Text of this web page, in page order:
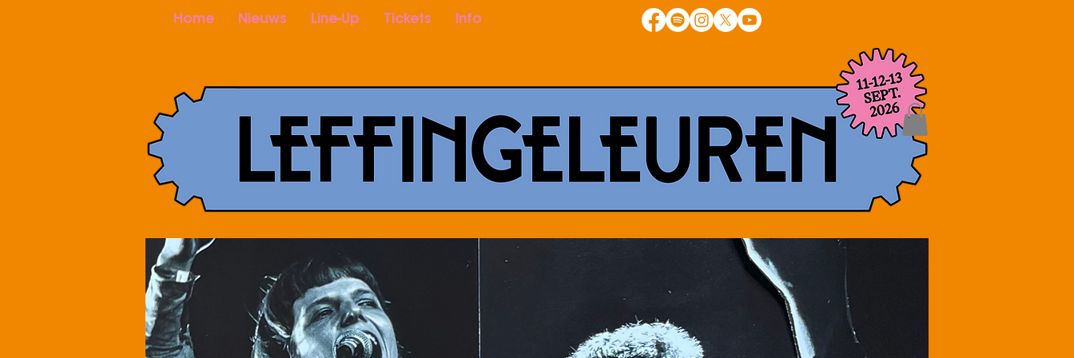
Home Nieuws Line-Up Tickets Info